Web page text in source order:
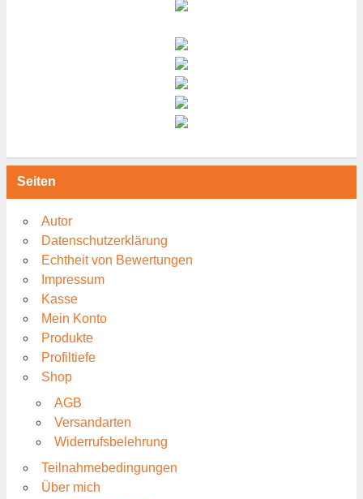
Seiten
Autor
Datenschutzerklärung
Echtheit von Bewertungen
Impressum
Kasse
Mein Konto
Produkte
Profiltiefe
Shop
AGB
Versandarten
Widerrufsbelehrung
Teilnahmebedingungen
Über mich